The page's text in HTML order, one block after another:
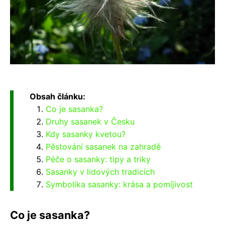
Obsah článku:
Co je sasanka?
Druhy sasanek v Česku
Kdy sasanky kvetou?
Pěstování sasanek na zahradě
Péče o sasanky: tipy a triky
Sasanky v lidových tradicích
Symbolika sasanky: krása a pomíjivost
Co je sasanka?